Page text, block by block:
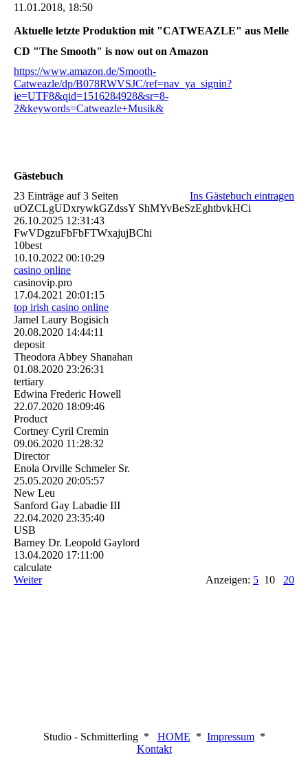
11.01.2018, 18:50
Aktuelle letzte Produktion mit "CATWEAZLE" aus Melle
CD "The Smooth" is now out on Amazon
https://www.amazon.de/Smooth-
Catweazle/dp/B078RWVSJC/ref=nav_ya_signin?
ie=UTF8&qid=1516284928&sr=8-
2&keywords=Catweazle+Musik&
Gästebuch
23 Einträge auf 3 Seiten
Ins Gästebuch eintragen
uOZCLgUDxrywkGZdssY ShMYvBeSzEghtbvkHCi
26.10.2025 12:31:43
FwVDgzuFbFbFTWxajujBChi
10best
10.10.2022 00:10:29
casino online
casinovip.pro
17.04.2021 20:01:15
top irish casino online
Jamel Laury Bogisich
20.08.2020 14:44:11
deposit
Theodora Abbey Shanahan
01.08.2020 23:26:31
tertiary
Edwina Frederic Howell
22.07.2020 18:09:46
Product
Cortney Cyril Cremin
09.06.2020 11:28:32
Director
Enola Orville Schmeler Sr.
25.05.2020 20:05:57
New Leu
Sanford Gay Labadie III
22.04.2020 23:35:40
USB
Barney Dr. Leopold Gaylord
13.04.2020 17:11:00
calculate
Weiter
Anzeigen: 5 10 20
Studio - Schmitterling * HOME * Impressum*
Kontakt